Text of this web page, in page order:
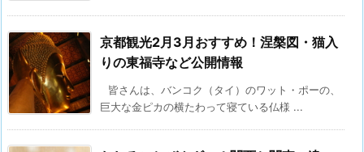
京都観光2月3月おすすめ！涅槃図・猫入
りの東福寺など公開情報
皆さんは、バンコク（タイ）のワット・ポーの、
巨大な金ピカの横たわって寝ている仏様 ...